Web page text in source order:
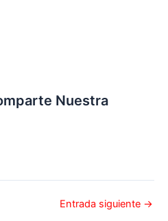
Nuestra
Entrada siguiente →